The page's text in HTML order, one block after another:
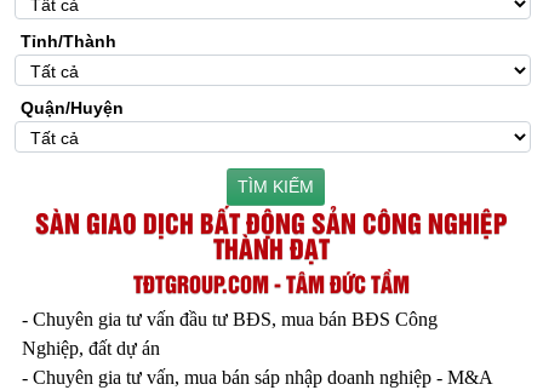
Tỉnh/Thành
Quận/Huyện
TÌM KIẾM
SÀN GIAO DỊCH BẤT ĐỘNG SẢN CÔNG NGHIỆP
THÀNH ĐẠT
TĐTGROUP.COM - TÂM ĐỨC TẦM
- Chuyên gia tư vấn đầu tư BĐS, mua bán BĐS Công
Nghiệp, đất dự án
- Chuyên gia tư vấn, mua bán sáp nhập doanh nghiệp - M&A